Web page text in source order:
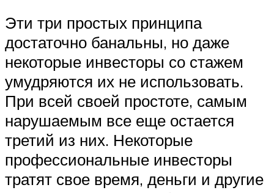
Эти три простых принципа
достаточно банальны, но даже
некоторые инвесторы со стажем
умудряются их не использовать.
При всей своей простоте, самым
нарушаемым все еще остается
третий из них. Некоторые
профессиональные инвесторы
тратят свое время, деньги и другие